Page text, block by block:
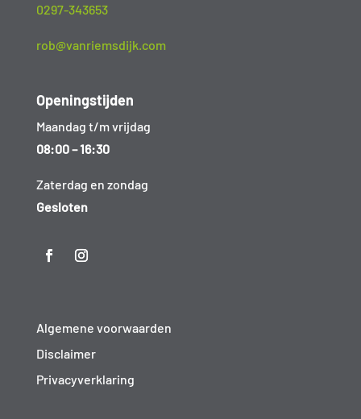
0297-343653
rob@vanriemsdijk.com
Openingstijden
Maandag t/m vrijdag
08:00 – 16:30
Zaterdag en zondag
Gesloten
Algemene voorwaarden
Disclaimer
Privacyverklaring